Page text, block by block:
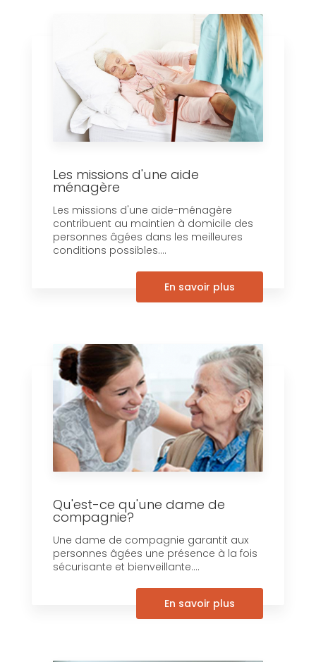
Les missions d'une aide
ménagère
Les missions d'une aide-ménagère
contribuent au maintien à domicile des
personnes âgées dans les meilleures
conditions possibles....
En savoir plus
Qu'est-ce qu'une dame de
compagnie?
Une dame de compagnie garantit aux
personnes âgées une présence à la fois
sécurisante et bienveillante....
En savoir plus